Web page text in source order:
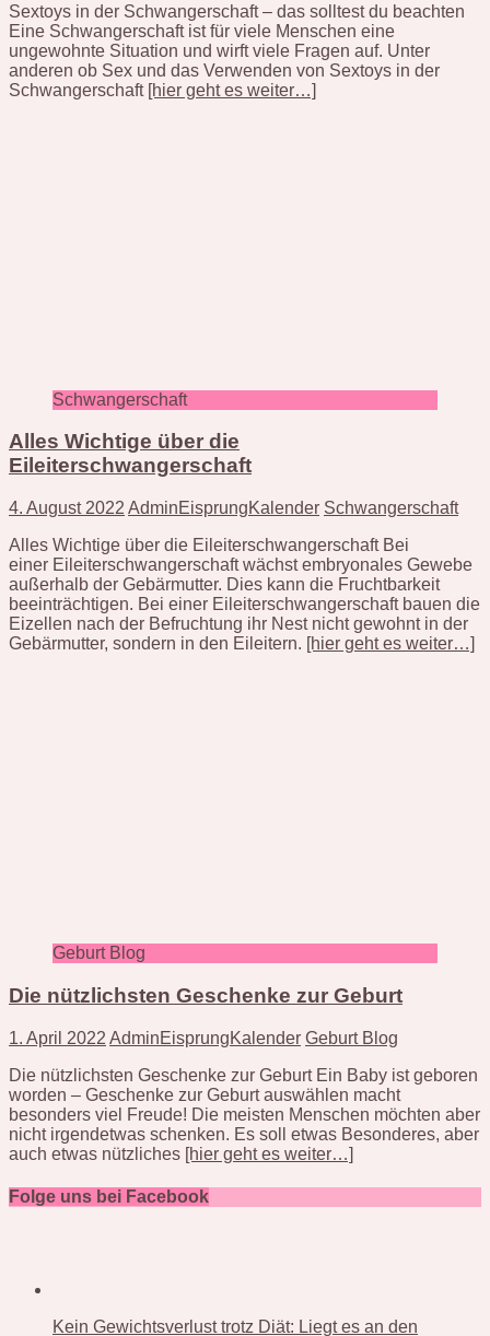
Sextoys in der Schwangerschaft – das solltest du beachten
Eine Schwangerschaft ist für viele Menschen eine
ungewohnte Situation und wirft viele Fragen auf. Unter
anderen ob Sex und das Verwenden von Sextoys in der
Schwangerschaft [hier geht es weiter…]
Schwangerschaft
Alles Wichtige über die
Eileiterschwangerschaft
4. August 2022 AdminEisprungKalender Schwangerschaft
Alles Wichtige über die Eileiterschwangerschaft Bei
einer Eileiterschwangerschaft wächst embryonales Gewebe
außerhalb der Gebärmutter. Dies kann die Fruchtbarkeit
beeinträchtigen. Bei einer Eileiterschwangerschaft bauen die
Eizellen nach der Befruchtung ihr Nest nicht gewohnt in der
Gebärmutter, sondern in den Eileitern. [hier geht es weiter…]
Geburt Blog
Die nützlichsten Geschenke zur Geburt
1. April 2022 AdminEisprungKalender Geburt Blog
Die nützlichsten Geschenke zur Geburt Ein Baby ist geboren
worden – Geschenke zur Geburt auswählen macht
besonders viel Freude! Die meisten Menschen möchten aber
nicht irgendetwas schenken. Es soll etwas Besonderes, aber
auch etwas nützliches [hier geht es weiter…]
Folge uns bei Facebook
Kein Gewichtsverlust trotz Diät: Liegt es an den